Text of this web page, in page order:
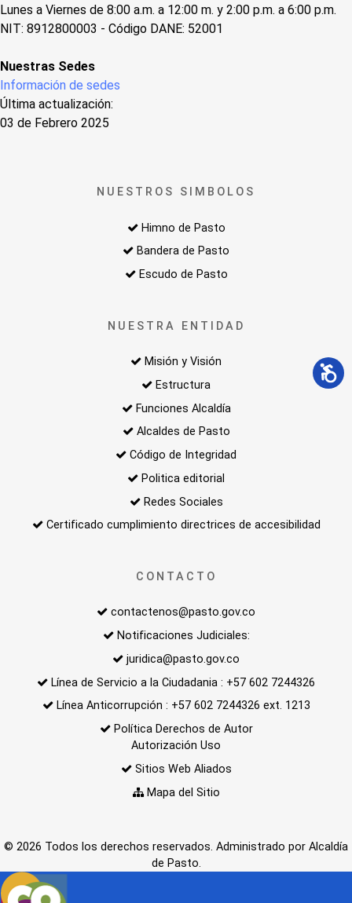
Lunes a Viernes de 8:00 a.m. a 12:00 m. y 2:00 p.m. a 6:00 p.m.
NIT: 8912800003 - Código DANE: 52001
Nuestras Sedes
Información de sedes
Última actualización:
03 de Febrero 2025
NUESTROS SIMBOLOS
Himno de Pasto
Bandera de Pasto
Escudo de Pasto
NUESTRA ENTIDAD
Misión y Visión
Estructura
Funciones Alcaldía
Alcaldes de Pasto
Código de Integridad
Politica editorial
Redes Sociales
Certificado cumplimiento directrices de accesibilidad
CONTACTO
contactenos@pasto.gov.co
Notificaciones Judiciales:
juridica@pasto.gov.co
Línea de Servicio a la Ciudadania : +57 602 7244326
Línea Anticorrupción : +57 602 7244326 ext. 1213
Política Derechos de Autor
Autorización Uso
Sitios Web Aliados
Mapa del Sitio
© 2026 Todos los derechos reservados. Administrado por Alcaldía
de Pasto.